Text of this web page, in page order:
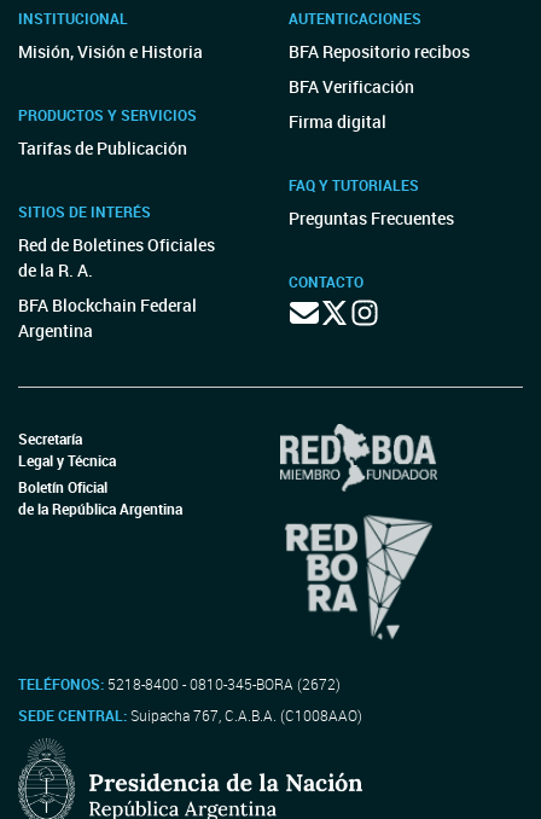
INSTITUCIONAL
Misión, Visión e Historia
PRODUCTOS Y SERVICIOS
Tarifas de Publicación
SITIOS DE INTERÉS
Red de Boletines Oficiales
de la R. A.
BFA Blockchain Federal
Argentina
AUTENTICACIONES
BFA Repositorio recibos
BFA Verificación
Firma digital
FAQ Y TUTORIALES
Preguntas Frecuentes
CONTACTO
Secretaría
Legal y Técnica
Boletín Oficial
de la República Argentina
TELÉFONOS: 5218-8400 - 0810-345-BORA (2672)
SEDE CENTRAL:Suipacha 767, C.A.B.A. (C1008AAO)